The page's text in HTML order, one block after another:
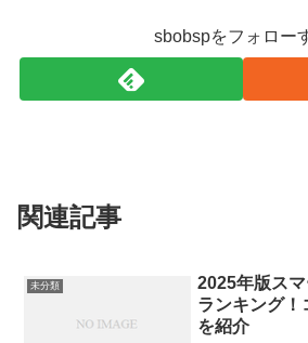
sbobspをフォロー
関連記事
未分類
2025年版ス
ランキング！
を紹介